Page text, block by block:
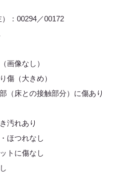
：00294／00172
画像なし）
傷（大きめ）
（床との接触部分）に傷あり
汚れあり
ほつれなし
トに傷なし